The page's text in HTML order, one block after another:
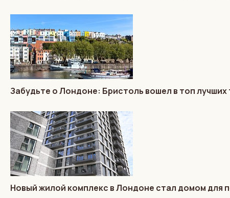
Забудьте о Лондоне: Бристоль вошел в топ
Новый жилой комплекс в Лондоне стал домом для